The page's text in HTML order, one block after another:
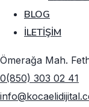
BLOG
İLETIŞIM
Ömerağa Mah.
0(850) 303 02 41